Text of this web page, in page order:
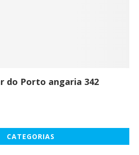
do Porto angaria 342
CATEGORIAS